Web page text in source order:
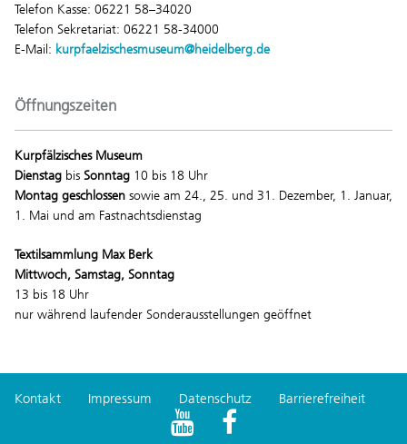
Telefon Kasse: 06221 58–34020
Telefon Sekretariat: 06221 58-34000
E-Mail: kurpfaelzischesmuseum@heidelberg.de
Öffnungszeiten
Kurpfälzisches Museum
Dienstag bis Sonntag 10 bis 18 Uhr
Montag geschlossen sowie am 24., 25. und 31. Dezember, 1. Januar,
1. Mai und am Fastnachtsdienstag
Textilsammlung Max Berk
Mittwoch, Samstag, Sonntag
13 bis 18 Uhr
nur während laufender Sonderausstellungen geöffnet
Kontakt Impressum Datenschutz Barrierefreiheit